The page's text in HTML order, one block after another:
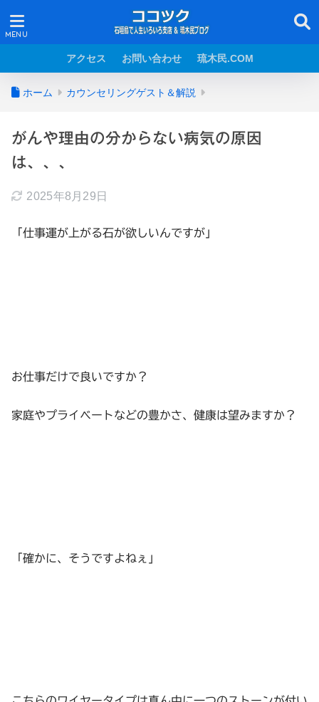
アクセス お問い合わせ 琉木民.COM
ホーム カウンセリングゲスト＆解説
がんや理由の分からない病気の原因
は、、、
2025年8月29日
「仕事運が上がる石が欲しいんですが」
お仕事だけで良いですか？
家庭やプライベートなどの豊かさ、健康は望みますか？
「確かに、そうですよねぇ」